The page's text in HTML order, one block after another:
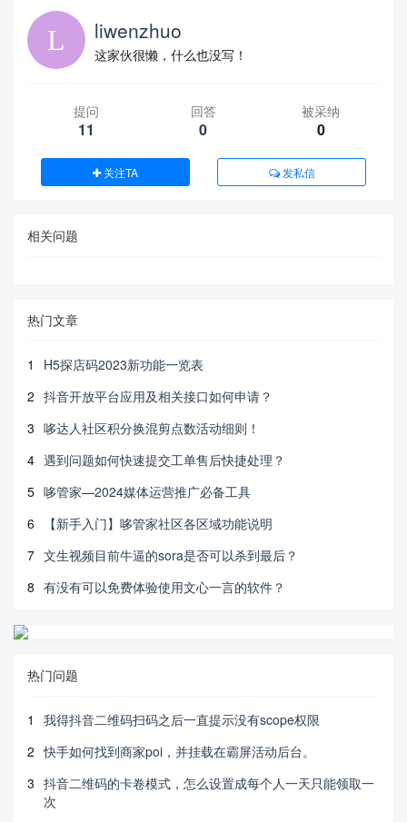
liwenzhuo
这家伙很懒，什么也没写！
提问
11
回答
0
被采纳
0
关注TA 发私信
相关问题
热门文章
1
H5探店码2023新功能一览表
2 抖音开放平台应用及相关接口如何申请？
3 哆达人社区积分换混剪点数活动细则！
4 遇到问题如何快速提交工单售后快捷处理？
5 哆管家—2024媒体运营推广必备工具
6
【新手入门】哆管家社区各区域功能说明
7 文生视频目前牛逼的sora是否可以杀到最后？
8 有没有可以免费体验使用文心一言的软件？
热门问题
1
我得抖音二维码扫码之后一直提示没有scope权限
2 快手如何找到商家poi，并挂载在霸屏活动后台。
3 抖音二维码的卡卷模式，怎么设置成每个人一天只能领取一
次